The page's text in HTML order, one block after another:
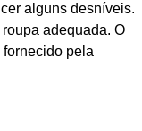
alguns desníveis.
adequada. O
pela